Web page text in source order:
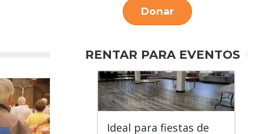
Donar
RENTAR PARA EVENTOS
Ideal para fiestas de